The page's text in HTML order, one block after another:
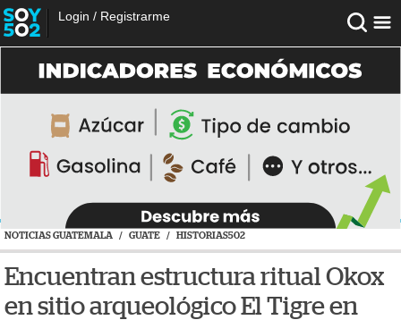
Login / Registrarme
NOTICIAS GUATEMALA / GUATE / HISTORIAS502
Encuentran estructura ritual Okox
en sitio arqueológico El Tigre en